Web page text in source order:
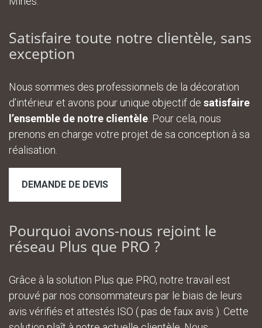
Satisfaire toute notre clientèle, sans
exception
Nous sommes des professionnels de la décoration
d’intérieur et avons pour unique objectif de satisfaire
l’ensemble de notre clientèle . Pour cela, nous
prenons en charge votre projet de sa conception à sa
réalisation.
DEMANDE DE DEVIS
Pourquoi avons-nous rejoint le
réseau Plus que PRO ?
Grâce à la solution Plus que PRO, notre travail est
prouvé par nos consommateurs par le biais de leurs
avis vérifiés et attestés ISO ( pas de faux avis ). Cette